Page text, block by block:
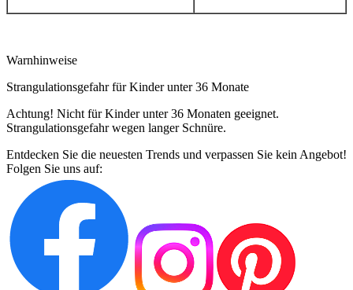
Warnhinweise
Strangulationsgefahr für Kinder unter 36 Monate
Achtung! Nicht für Kinder unter 36 Monaten geeignet.
Strangulationsgefahr wegen langer Schnüre.
Entdecken Sie die neuesten Trends und verpassen Sie kein Angebot!
Folgen Sie uns auf: